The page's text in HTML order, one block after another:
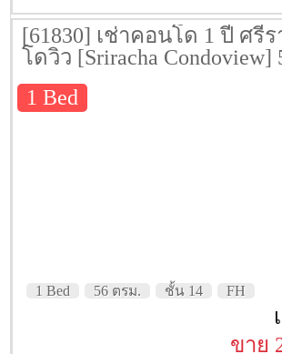
[61830] เช่าคอนโด 1 ปี ศรี
โดวิว [Sriracha
14
1 Bed
1 Bed 56 ตรม. ชั้น 14 FH
ขาย